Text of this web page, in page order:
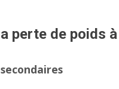
perte de poids